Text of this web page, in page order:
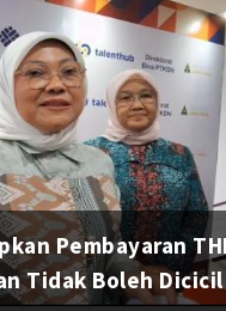
Pembayaran
Tidak Boleh Dicicil